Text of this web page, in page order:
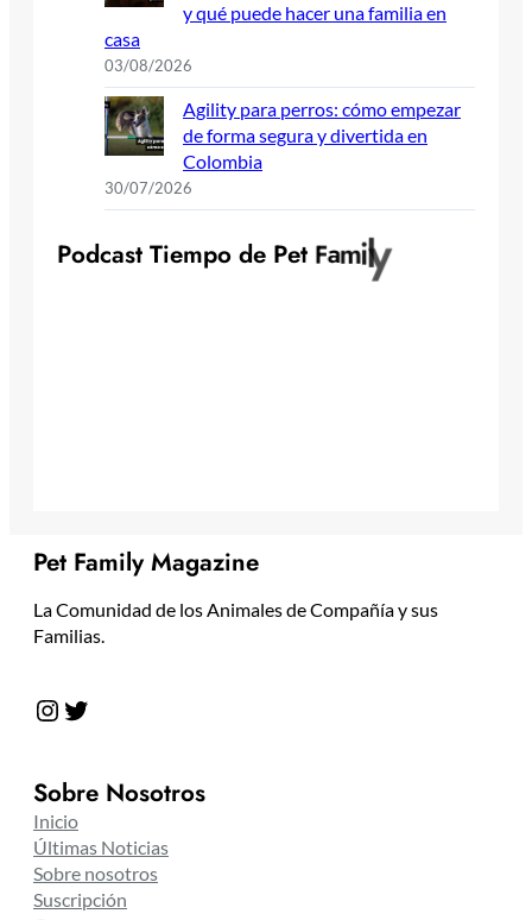
y qué puede hacer una familia en
casa
03/08/2026
Agility para perros: cómo empezar
de forma segura y divertida en
Colombia
30/07/2026
Podcast Tiempo de Pet Family
Pet Family Magazine
La Comunidad de los Animales de Compañía y sus
Familias.
Instagram Twitter
Sobre Nosotros
Inicio
Últimas Noticias
Sobre nosotros
Suscripción